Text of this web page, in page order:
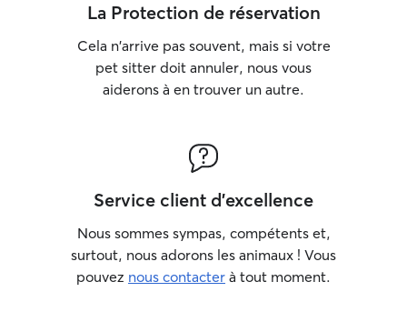
La Protection de réservation
Cela n'arrive pas souvent, mais si votre
pet sitter doit annuler, nous vous
aiderons à en trouver un autre.
Service client d'excellence
Nous sommes sympas, compétents et,
surtout, nous adorons les animaux ! Vous
pouvez nous contacter à tout moment.